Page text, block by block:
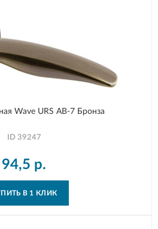
Wave URS AB-7 Бронза
ID 39247
94,5 р.
В 1 КЛИК